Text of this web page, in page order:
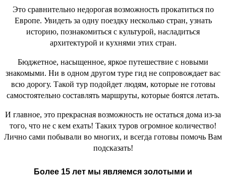
Это сравнительно недорогая возможность прокатиться по
Европе. Увидеть за одну поездку несколько стран, узнать
историю, познакомиться с культурой, насладиться
архитектурой и кухнями этих стран.
Бюджетное, насыщенное, яркое путешествие с новыми
знакомыми. Ни в одном другом туре гид не сопровождает вас
всю дорогу. Такой тур подойдет людям, которые не готовы
самостоятельно составлять маршруты, которые боятся летать.
И главное, это прекрасная возможность не остаться дома из-за
того, что не с кем ехать! Таких туров огромное количество!
Лично сами побывали во многих, и всегда готовы помочь Вам
подсказать!
Более 15 лет мы являемся золотыми и